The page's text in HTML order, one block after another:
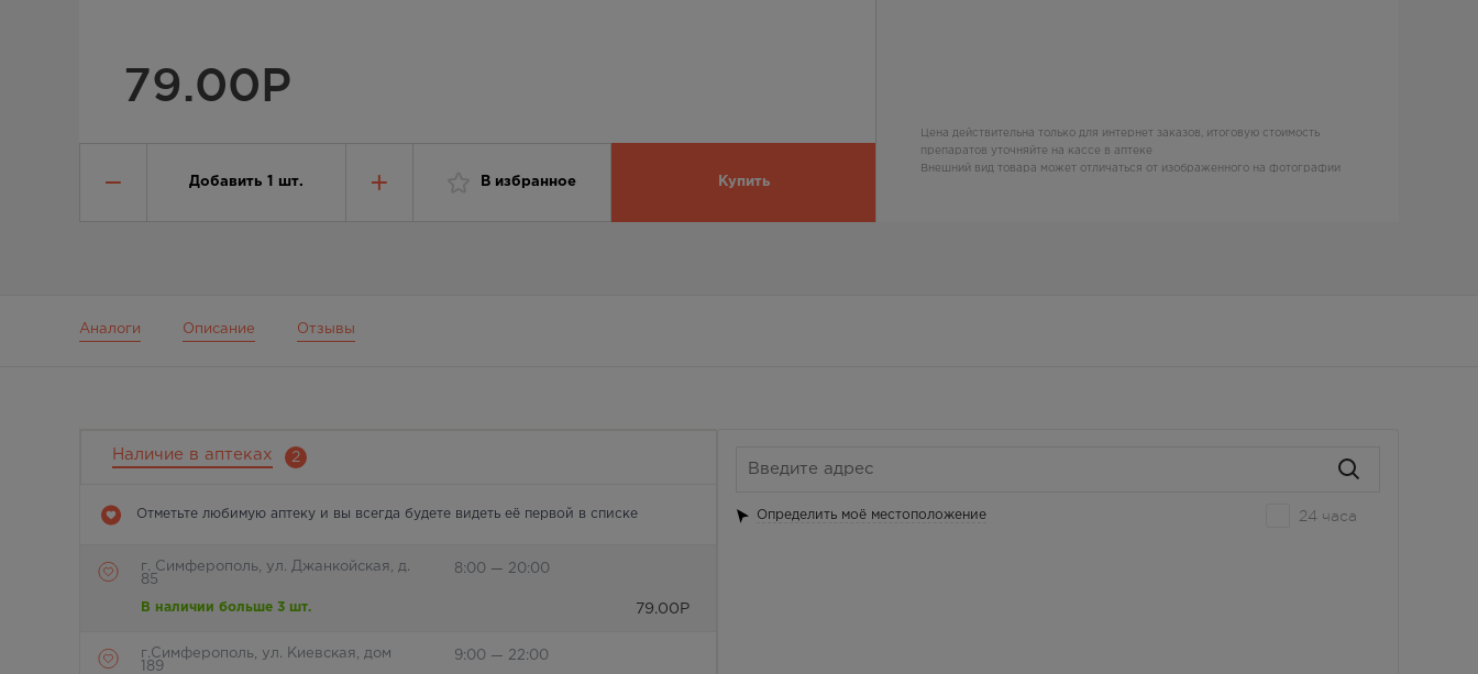
79.00Р
Добавить 1 шт. В избранное Купить
Цена действительна только для интернет заказов, итоговую стоимость
препаратов уточняйте на кассе в аптеке
Внешний вид товара может отличаться от изображенного на фотографии
Аналоги Описание Отзывы
Наличие в аптеках 2
Отметьте любимую аптеку и вы всегда будете видеть её первой в списке
г. Симферополь, ул. Джанкойская, д.
85
В наличии больше 3 шт.
8:00 — 20:00
79.00 Р
г.Симферополь, ул. Киевская, дом
189
9:00 — 22:00
Определить моё местоположение 24 часа